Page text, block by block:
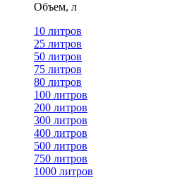
Объем, л
10 литров
25 литров
50 литров
75 литров
80 литров
100 литров
200 литров
300 литров
400 литров
500 литров
750 литров
1000 литров